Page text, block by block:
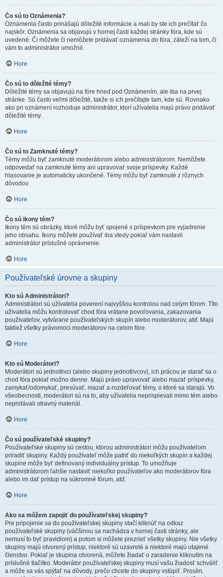
Čo sú to Oznámenia?
Oznámenia často prinášajú dôležité informácie a mali by ste ich prečítať čo
najskôr. Oznámenia sa objavujú v hornej časti každej stránky fóra, kde sú
uvedené. Či môžete či nemôžete pridávať oznámenia do fóra, záleží na tom, či
vám to administrátor umožnil.
Hore
Čo sú to dôležité témy?
Dôležité témy sa objavujú na fóre hneď pod Oznámením, ale iba na prvej
stránke. Sú často veľmi dôležité, takže si ich prečítajte tam, kde sú. Rovnako
ako pri oznámení rozhoduje administrátor, ktorí užívatelia majú právo pridávať
dôležité témy.
Hore
Čo sú to Zamknuté témy?
Témy môžu byť zamknuté moderátorom alebo administrátorom. Nemôžete
odpovedať na zamknuté témy ani upravovať svoje príspevky. Každé
hlasovanie je automaticky ukončené. Témy môžu byť zamknuté z rôznych
dôvodov.
Hore
Čo sú ikony tém?
Ikony tém sú obrázky, ktoré môžu byť spojené s príspevkom pre vyjadrenie
jeho obsahu. Ikony môžete používať iba vtedy pokiaľ vám nastavil
administrátor príslušné oprávnenie.
Hore
Používateľské úrovne a skupiny
Kto sú Administrátori?
Administrátori sú užívatelia poverení najvyššou kontrolou nad celým fórom. Títo
užívatelia môžu kontrolovať chod fóra vrátane povoľovania, zakazovania
používateľov, vytvárane používateľských skupín alebo moderátorov, atď. Majú
taktiež všetky právomoci moderátorov na celom fóre.
Hore
Kto sú Moderátori?
Moderátori sú jednotlivci (alebo skupiny jednotlivcov), ich prácou je starať sa o
chod fóra pokiaľ možno denne. Majú právo upravovať alebo mazať príspevky,
zamykať/odomykať, presúvať, mazať a rozdeľovať témy, o ktoré sa starajú. Vo
všeobecnosti, moderátori sú na to, aby užívatelia neprispievali mimo tém alebo
nepridávali otravný materiál.
Hore
Čo sú používateľské skupiny?
Používateľské skupiny sú cestou, ktorou administrátori môžu používateľom
priradiť skupiny. Každý používateľ môže patriť do niekoľkých skupín a každej
skupine môže byť definovaný individuálny prístup. To umožňuje
administrátorom ľahšie nastaviť niekoľko používateľov ako moderátorov fóra
alebo im dať prístup na súkromné fórum, atď.
Hore
Ako sa môžem zapojiť do používateľskej skupiny?
Pre pripojenie sa do používateľskej skupiny stačí kliknúť na odkaz
používateľské skupiny (väčšinou sa nachádza v hornej časti stránky, ale
nemusí to byť pravidlom) a potom si môžete prezrieť všetky skupiny. Nie všetky
skupiny majú otvorený prístup, niektoré sú uzavreté a niektoré majú utajené
členstvo. Pokiaľ je skupina otvorená, môžete žiadať o zaradenie kliknutím na
príslušné tlačítko. Moderátor používateľskej skupiny musí vašu žiadosť schváliť
a môže sa vás spýtať na dôvody, prečo chcete do skupiny vstúpiť. Prosím,